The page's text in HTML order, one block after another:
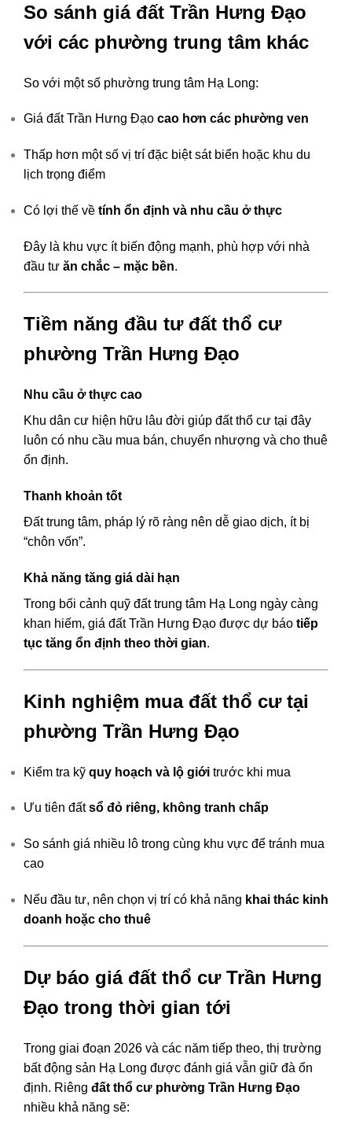
So sánh giá đất Trần Hưng Đạo
với các phường trung tâm khác
So với một số phường trung tâm Hạ Long:
Giá đất Trần Hưng Đạo cao hơn các phường ven
Thấp hơn một số vị trí đặc biệt sát biển hoặc khu du
lịch trọng điểm
Có lợi thế về tính ổn định và nhu cầu ở thực
Đây là khu vực ít biến động mạnh, phù hợp với nhà
đầu tư ăn chắc – mặc bền.
Tiềm năng đầu tư đất thổ cư
phường Trần Hưng Đạo
Nhu cầu ở thực cao
Khu dân cư hiện hữu lâu đời giúp đất thổ cư tại đây
luôn có nhu cầu mua bán, chuyển nhượng và cho thuê
ổn định.
Thanh khoản tốt
Đất trung tâm, pháp lý rõ ràng nên dễ giao dịch, ít bị
“chôn vốn”.
Khả năng tăng giá dài hạn
Trong bối cảnh quỹ đất trung tâm Hạ Long ngày càng
khan hiếm, giá đất Trần Hưng Đạo được dự báo tiếp
tục tăng ổn định theo thời gian.
Kinh nghiệm mua đất thổ cư tại
phường Trần Hưng Đạo
Kiểm tra kỹ quy hoạch và lộ giới trước khi mua
Ưu tiên đấtsổ đỏ riêng, không tranh chấp
So sánh giá nhiều lô trong cùng khu vực để tránh mua
cao
Nếu đầu tư, nên chọn vị trí có khả năng khai thác kinh
doanh hoặc cho thuê
Dự báo giá đất thổ cư Trần Hưng
Đạo trong thời gian tới
Trong giai đoạn 2026 và các năm tiếp theo, thị trường
bất động sản Hạ Long được đánh giá vẫn giữ đà ổn
định. Riêng đất thổ cư phường Trần Hưng Đạo
nhiều khả năng sẽ: